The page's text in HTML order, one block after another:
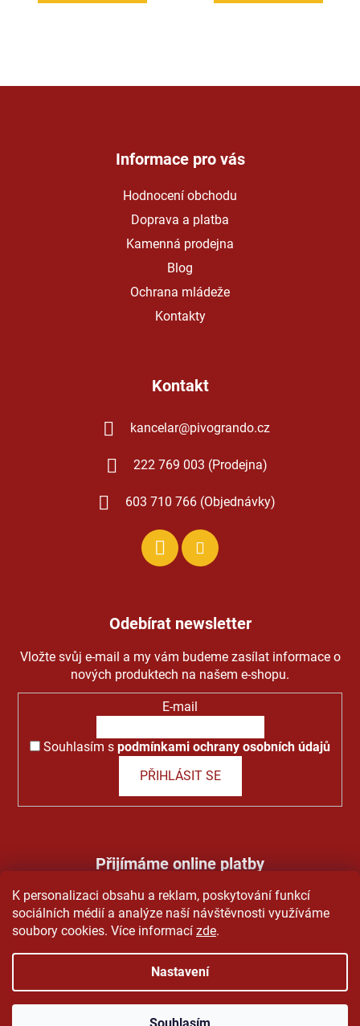
K personalizaci obsahu a reklam, poskytování funkcí
sociálních médií a analýze naší návštěvnosti využíváme
soubory cookies. Více informací zde.
Nastavení
Informace pro vás
Hodnocení obchodu
Doprava a platba
Kamenná prodejna
Blog
Ochrana mládeže
Kontakty
Kontakt
kancelar@pivogrando.cz
222 769 003 (Prodejna)
603 710 766 (Objednávky)
Odebírat newsletter
Vložte svůj e-mail a my vám budeme zasílat informace o
nových produktech na našem e-shopu.
E-mail
Souhlasím s podmínkami ochrany osobních údajů
PŘIHLÁSIT SE
Přijímáme online platby
Vytvořil Shoptet&PekneWeby
Copyright 2026Pivo Grando. Všechna práva vyhrazena.